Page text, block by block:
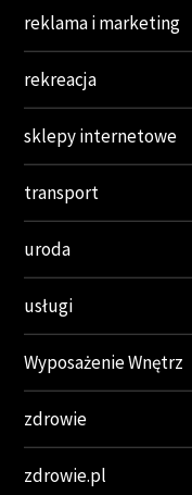
reklama i marketing
rekreacja
sklepy internetowe
transport
uroda
usługi
Wyposażenie Wnętrz
zdrowie
zdrowie.pl